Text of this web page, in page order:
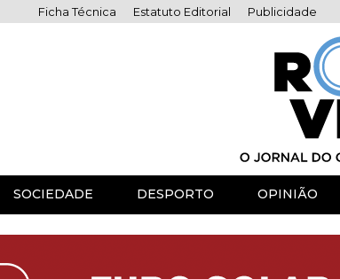
Ficha Técnica Estatuto Editorial Publicidade
SOCIEDADE DESPORTO OPINIÃO